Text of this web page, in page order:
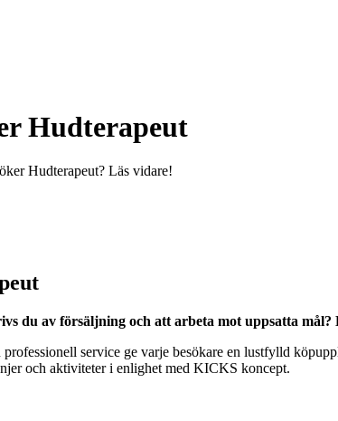
Hudterapeut
Hudterapeut? Läs vidare!
du av försäljning och att arbeta mot uppsatta mål?
service ge varje besökare en lustfylld
och aktiviteter i enlighet med KICKS koncept.